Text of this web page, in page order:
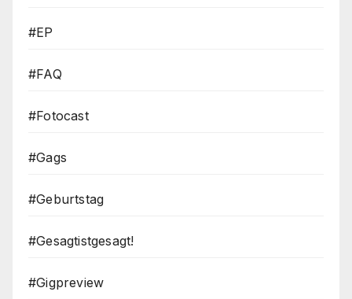
#EP
#FAQ
#Fotocast
#Gags
#Geburtstag
#Gesagtistgesagt!
#Gigpreview